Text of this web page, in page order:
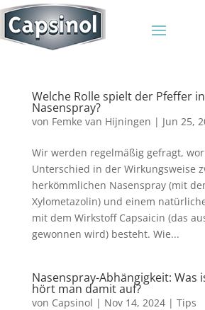
Welche Rolle spielt der Pfeffer
Nasenspray?
von Femke van Hijningen | Jun 25,
Wir werden regelmäßig gefragt,
Unterschied in der Wirkungsweise
herkömmlichen Nasenspray (mit
Xylometazolin) und einem
mit dem Wirkstoff Capsaicin (das
gewonnen wird) besteht. Wie...
Nasenspray-Abhängigkeit: Was
hört man damit auf?
von Capsinol | Nov 14, 2024| Tips